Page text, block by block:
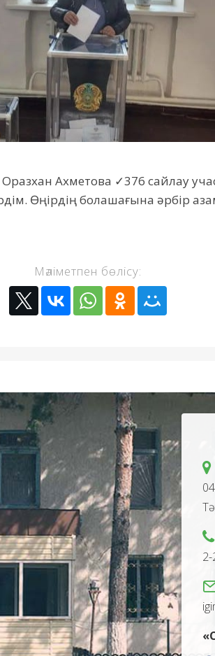
Ахметова ✓376 сайлау
Өңірдің болашағына әрбір
Мәліметпен бөлісу: